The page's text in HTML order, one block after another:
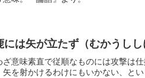
には矢が立たず（むかうしし
ざ意味素直で従順なものには攻撃は
矢を射かけるわけにもいかない、とい